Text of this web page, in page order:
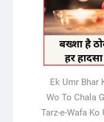
Ek Umr Bhar
Wo To Chala
Tarz-e-Wafa